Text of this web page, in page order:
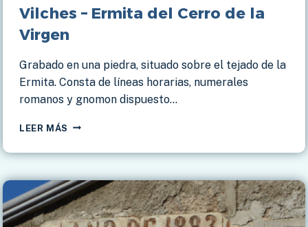
Vilches – Ermita del Cerro de la
Virgen
Grabado en una piedra, situado sobre el tejado de la
Ermita. Consta de líneas horarias, numerales
romanos y gnomon dispuesto…
LEER MÁS VILCHES
ERMITA
CERRO
DE
LA
VIRGEN